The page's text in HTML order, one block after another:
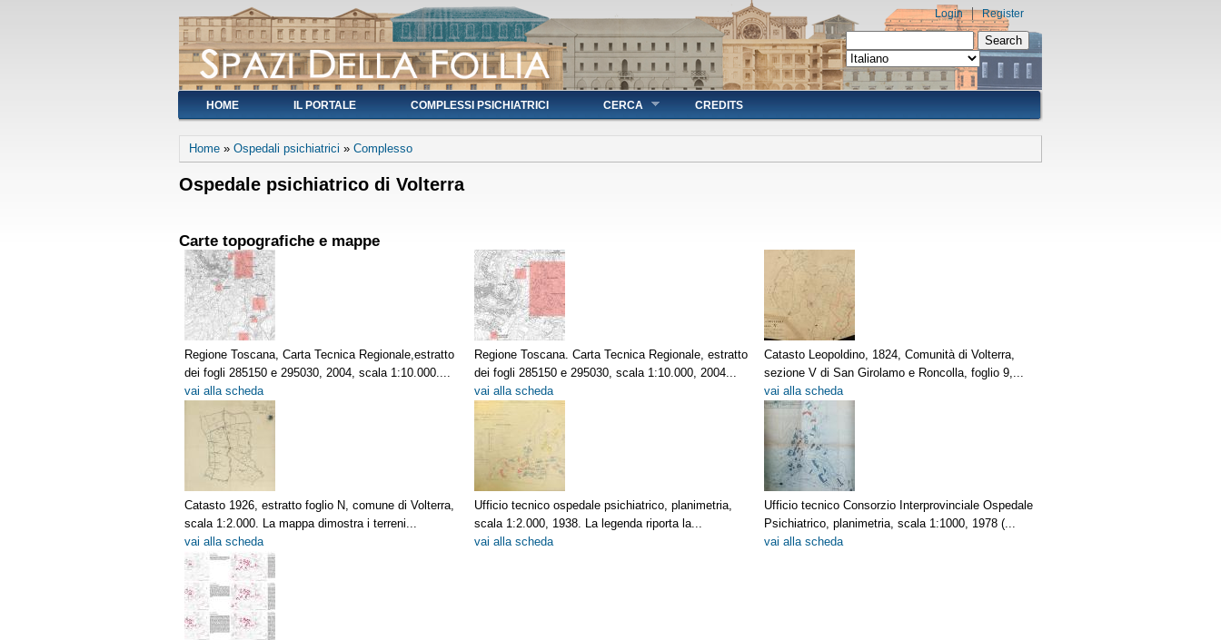
Search form
Search
Login Register
HOME IL PORTALE COMPLESSI PSICHIATRICI CERCA CREDITS
You are here
Home » Ospedali psichiatrici » Complesso
Ospedale psichiatrico di Volterra
Carte topografiche e mappe
Regione Toscana, Carta Tecnica Regionale,estratto
dei fogli 285150 e 295030, 2004, scala 1:10.000....
vai alla scheda
Regione Toscana. Carta Tecnica Regionale, estratto
dei fogli 285150 e 295030, scala 1:10.000, 2004...
vai alla scheda
Catasto Leopoldino, 1824, Comunità di Volterra,
sezione V di San Girolamo e Roncolla, foglio 9,...
vai alla scheda
Catasto 1926, estratto foglio N, comune di Volterra,
scala 1:2.000. La mappa dimostra i terreni...
vai alla scheda
Ufficio tecnico ospedale psichiatrico, planimetria,
scala 1:2.000, 1938. La legenda riporta la...
vai alla scheda
Ufficio tecnico Consorzio Interprovinciale Ospedale
Psichiatrico, planimetria, scala 1:1000, 1978 (...
vai alla scheda